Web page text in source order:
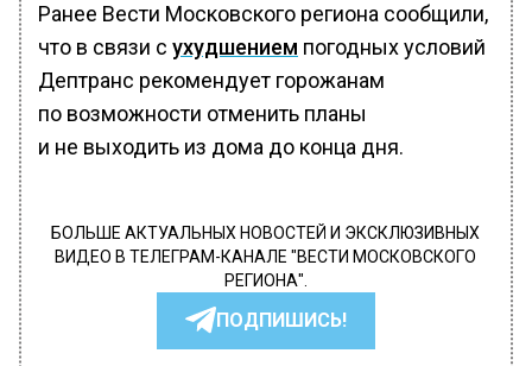
Ранее Вести Московского региона сообщили,
что в связи с ухудшением погодных условий
Дептранс рекомендует горожанам
по возможности отменить планы
и не выходить из дома до конца дня.
БОЛЬШЕ АКТУАЛЬНЫХ НОВОСТЕЙ И ЭКСКЛЮЗИВНЫХ
ВИДЕО В ТЕЛЕГРАМ-КАНАЛЕ "ВЕСТИ МОСКОВСКОГО
РЕГИОНА".
ПОДПИШИСЬ!